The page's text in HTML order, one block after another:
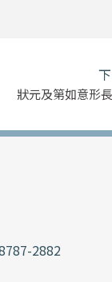
狀元及第如意形
2882